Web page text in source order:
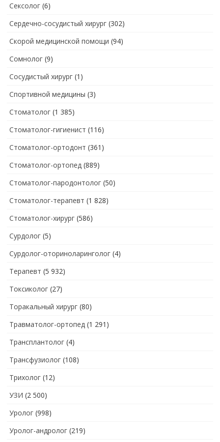
Сексолог (6)
Сердечно-сосудистый хирург (302)
Скорой медицинской помощи (94)
Сомнолог (9)
Сосудистый хирург (1)
Спортивной медицины (3)
Стоматолог (1 385)
Стоматолог-гигиенист (116)
Стоматолог-ортодонт (361)
Стоматолог-ортопед (889)
Стоматолог-пародонтолог (50)
Стоматолог-терапевт (1 828)
Стоматолог-хирург (586)
Сурдолог (5)
Сурдолог-оториноларинголог (4)
Терапевт (5 932)
Токсиколог (27)
Торакальный хирург (80)
Травматолог-ортопед (1 291)
Трансплантолог (4)
Трансфузиолог (108)
Трихолог (12)
УЗИ (2 500)
Уролог (998)
Уролог-андролог (219)